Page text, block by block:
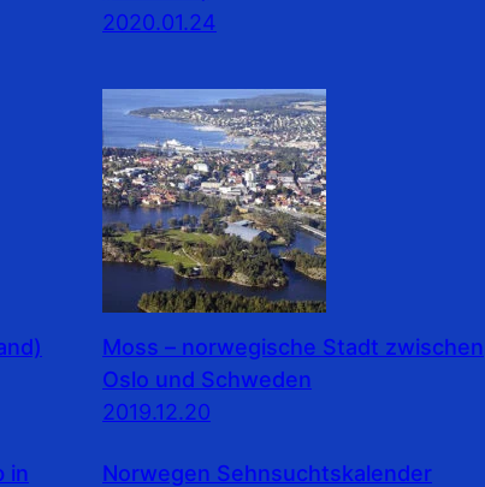
2020.01.24
Moss – norwegische Stadt zwischen
Oslo und Schweden
2019.12.20
in
Norwegen Sehnsuchtskalender